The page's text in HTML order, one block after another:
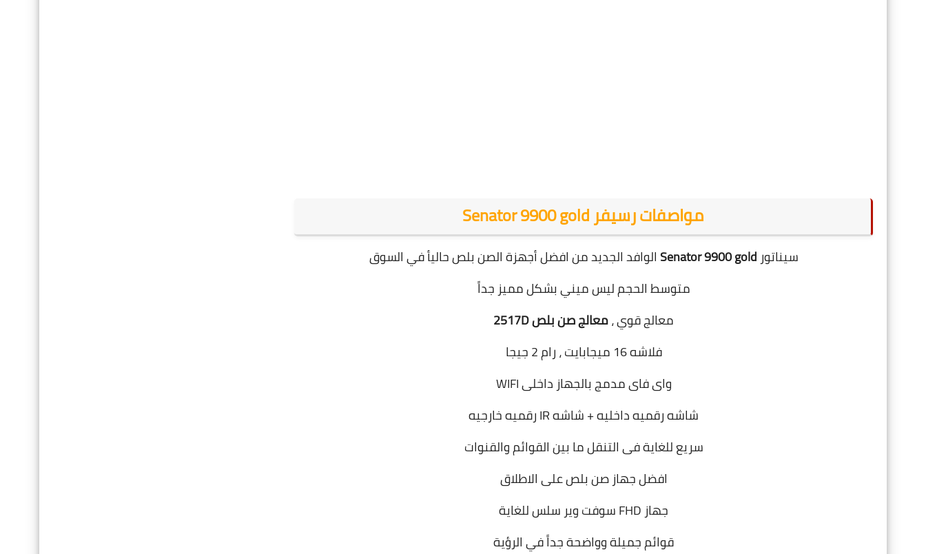
مواصفات رسيفر Senator 9900 gold
سيناتور Senator 9900 goldالوافد الجديد من افضل أجهزة الصن بلص حاليأ في السوق
متوسط الحجم ليس ميني بشكل مميز جداً
معالج قوي ،معالج صن بلص 2517D
فلاشه 16 ميجابايت ، رام 2 جيجا
واى فاى مدمج بالجهاز داخلى WIFI
شاشه رقميه داخليه + شاشه IR رقميه خارجيه
سريع للغاية فى التنقل ما بين القوائم والقنوات
افضل جهاز صن بلص على الاطلاق
جهاز FHD
سوفت وير سلس للغاية
قوائم جميلة وواضحة جداً في الرؤية